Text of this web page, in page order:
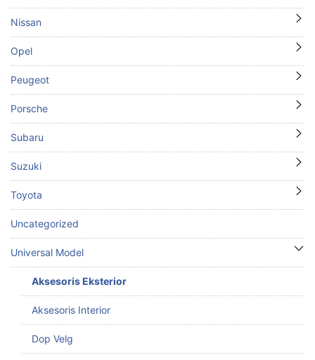
Nissan
Opel
Peugeot
Porsche
Subaru
Suzuki
Toyota
Uncategorized
Universal Model
Aksesoris Eksterior
Aksesoris Interior
Dop Velg